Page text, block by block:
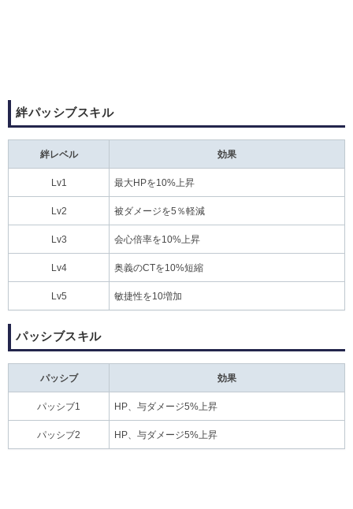
絆パッシブスキル
絆レベル 効果
Lv1 最大HPを10%上昇
Lv2 被ダメージを5％軽減
Lv3 会心倍率を10%上昇
Lv4 奥義のCTを10%短縮
Lv5 敏捷性を10増加
パッシブスキル
パッシブ 効果
パッシブ1 HP、与ダメージ5%上昇
パッシブ2 HP、与ダメージ5%上昇